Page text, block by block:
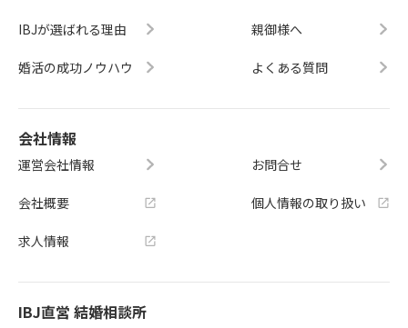
IBJが選ばれる理由
婚活の成功ノウハウ
親御様へ
よくある質問
会社情報
運営会社情報
会社概要
求人情報
お問合せ
個人情報の取り扱い
IBJ直営 結婚相談所